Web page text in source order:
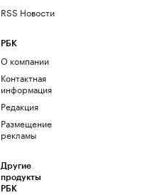
RSS Новости
РБК
О компании
Контактная
информация
Редакция
Размещение
рекламы
Другие
продукты
РБК